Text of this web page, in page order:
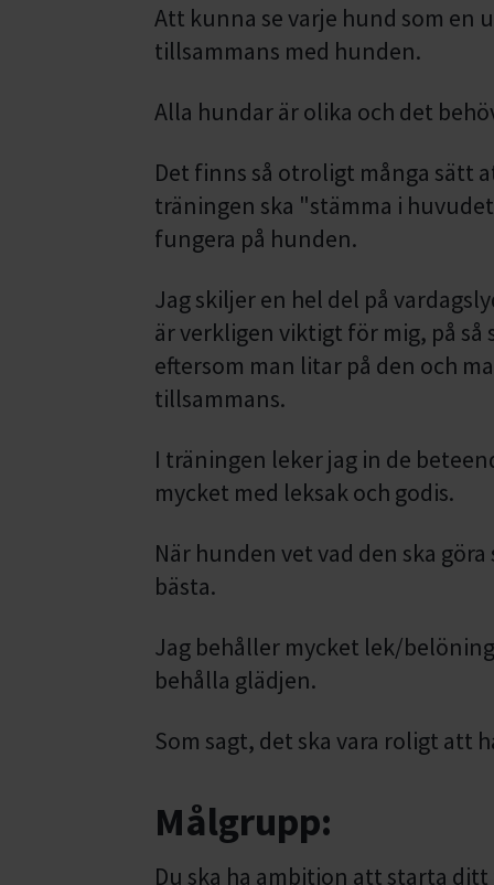
Att kunna se varje hund som en
tillsammans med hunden.
Alla hundar är olika och det
Det finns så otroligt många sätt
träningen ska "stämma i
fungera på hunden.
Jag skiljer en hel del på
är verkligen viktigt för mig, på
eftersom man litar på den och
tillsammans.
I träningen leker jag in de
mycket med leksak och godis.
När hunden vet vad den ska
bästa.
Jag behåller mycket lek/
behålla glädjen.
Som sagt, det ska vara roligt att
Målgrupp:
Du ska ha ambition att starta